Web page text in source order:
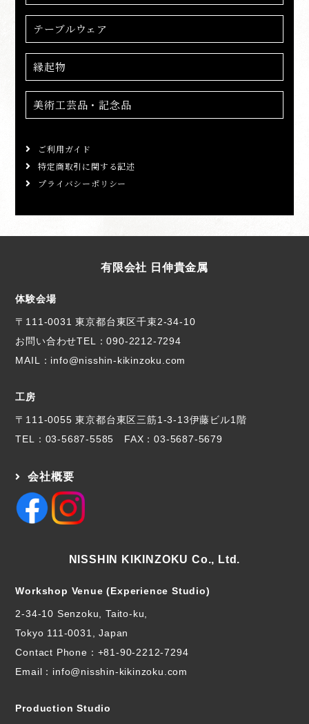
テーブルウェア
縁起物
美術工芸品・記念品
ご利用ガイド
特定商取引に関する記述
プライバシーポリシー
有限会社 日伸貴金属
体験会場
〒111-0031 東京都台東区千束2-34-10
お問い合わせTEL：090-2212-7294
MAIL：info@nisshin-kikinzoku.com
工房
〒111-0055 東京都台東区三筋1-3-13伊藤ビル1階
TEL： 03-5687-5585 FAX：03-5687-5679
会社概要
NISSHIN KIKINZOKU Co., Ltd.
Workshop Venue (Experience Studio)
2-34-10 Senzoku, Taito-ku,
Tokyo 111-0031, Japan
Contact Phone： +81-90-2212-7294
Email：info@nisshin-kikinzoku.com
Production Studio